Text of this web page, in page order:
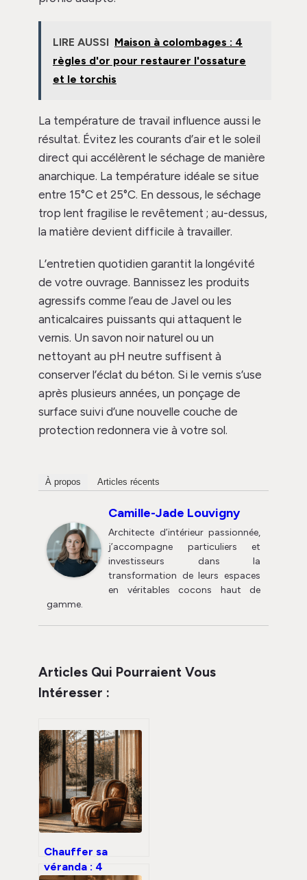
LIRE AUSSI Maison à colombages : 4
règles d'or pour restaurer l'ossature
et le torchis
La température de travail influence aussi le
résultat. Évitez les courants d’air et le soleil
direct qui accélèrent le séchage de manière
anarchique. La température idéale se situe
entre 15°C et 25°C. En dessous, le séchage
trop lent fragilise le revêtement ; au-dessus,
la matière devient difficile à travailler.
L’entretien quotidien garantit la longévité
de votre ouvrage. Bannissez les produits
agressifs comme l’eau de Javel ou les
anticalcaires puissants qui attaquent le
vernis. Un savon noir naturel ou un
nettoyant au pH neutre suffisent à
conserver l’éclat du béton. Si le vernis s’use
après plusieurs années, un ponçage de
surface suivi d’une nouvelle couche de
protection redonnera vie à votre sol.
À propos Articles récents
Camille-Jade Louvigny
Architecte d’intérieur passionnée,
j’accompagne particuliers et
investisseurs dans la
transformation de leurs espaces
en véritables cocons haut de
gamme.
Articles Qui Pourraient Vous
Intéresser :
Chauffer sa
véranda : 4